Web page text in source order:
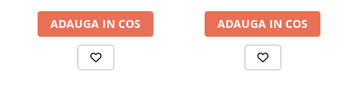
ADAUGA IN COS ADAUGA IN COS